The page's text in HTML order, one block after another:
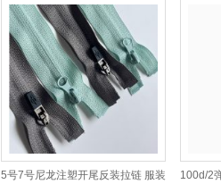
5号7号尼龙注塑开尾反装拉链 服装 100d/2